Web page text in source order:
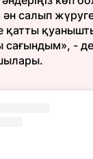
ән салып
қатты
сағындым», -